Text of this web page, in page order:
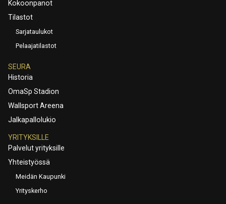
Kokoonpanot
Tilastot
Sarjataulukot
Pelaajatilastot
SEURA
Historia
OmaSp Stadion
Wallsport Areena
Jalkapallolukio
YRITYKSILLE
Palvelut yrityksille
Yhteistyössä
Meidän Kaupunki
Yrityskerho